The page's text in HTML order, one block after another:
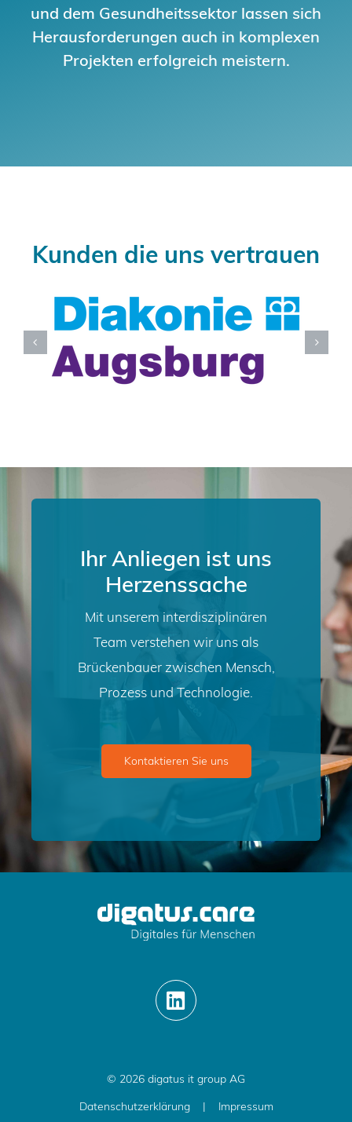
und dem Gesundheitssektor lassen sich
Herausforderungen auch in komplexen
Projekten erfolgreich meistern.
Kunden die uns vertrauen
Ihr Anliegen ist uns
Herzenssache
Mit unserem interdisziplinären
Team verstehen wir uns als
Brückenbauer zwischen Mensch,
Prozess und Technologie.
Kontaktieren Sie uns
© 2026 digatus it group AG
Datenschutzerklärung| Impressum